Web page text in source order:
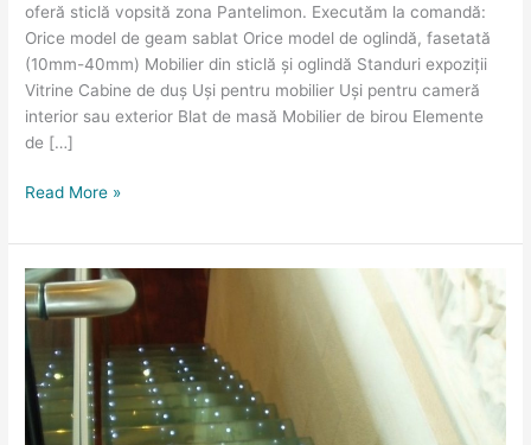
oferă sticlă vopsită zona Pantelimon. Executăm la comandă:
Orice model de geam sablat Orice model de oglindă, fasetată
(10mm-40mm) Mobilier din sticlă și oglindă Standuri expoziții
Vitrine Cabine de duș Uși pentru mobilier Uși pentru cameră
interior sau exterior Blat de masă Mobilier de birou Elemente
de […]
Read More »
Ofertă
sticlă
zona
Pantelimon